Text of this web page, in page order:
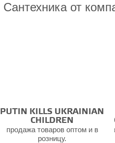
Сантехника от
PUTIN KILLS UKRAINIAN
CHILDREN
продажа товаров оптом и в
розницу.